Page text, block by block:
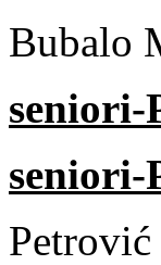
seniori-
seniori-